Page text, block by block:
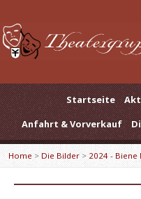
Startseite
Anfahrt & Vorverkauf
Home > Die Bilder> 2024 - Biene